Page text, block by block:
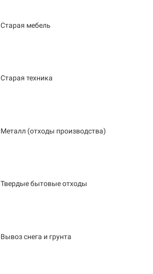
Старая мебель
Старая техника
Металл (отходы производства)
Твердые бытовые отходы
Вывоз снега и грунта